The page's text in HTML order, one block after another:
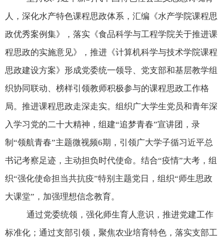
人，深化水产特色课程思政体系，汇编《水产学院课程思
政优秀案例集》，落实《食品科学与工程学院关于推进课
程思政的实施意见》，推进《计算机科学与技术学院课程
思政建设方案》形成党委统一领导、党支部和基层教学组
织协同联动、榜样引领教师积极参与的课程思政工作格
局。推进课程思政走深走实。组织广大学生党员和青年深
入学习党的二十大精神，组建“追梦青春”宣讲团，录
制 “领航青春”主题微视频6期，引领广大学子循习近平总
书记考察足迹，主动担负时代使命。结合“疫情”大考，组
织“强化使命担当共抗疫”特别主题党日，组织“师生思政
大课堂” ，加强理想信念教育。
通过党委统领，强化师生育人意识，推进党建工作
标准化；通过支部引领，聚焦农业培育特色，落实支部工